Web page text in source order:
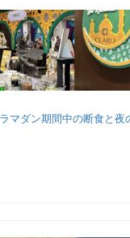
マダン期間中の断食と夜